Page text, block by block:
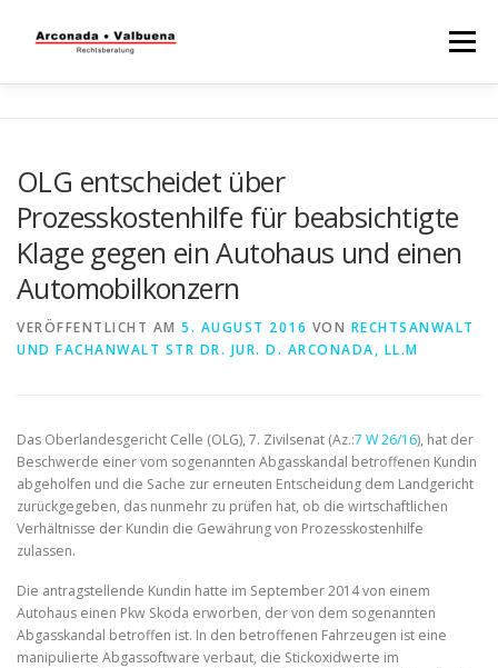
Menü
STEUERBERATUNG TÄTIGKEITSFELDER
WISSENSWERTES
OLG entscheidet über
Prozesskostenhilfe für beabsichtigte
Klage gegen ein Autohaus und einen
Automobilkonzern
VERÖFFENTLICHT AM 5. AUGUST 2016 VON RECHTSANWALT
UND FACHANWALT STR DR. JUR. D. ARCONADA, LL.M
Das Oberlandesgericht Celle (OLG), 7. Zivilsenat (Az.:7 W 26/16), hat der
Beschwerde einer vom sogenannten Abgasskandal betroffenen Kundin
abgeholfen und die Sache zur erneuten Entscheidung dem Landgericht
zurückgegeben, das nunmehr zu prüfen hat, ob die wirtschaftlichen
Verhältnisse der Kundin die Gewährung von Prozesskostenhilfe
zulassen.
Die antragstellende Kundin hatte im September 2014 von einem
Autohaus einen Pkw Skoda erworben, der von dem sogenannten
Abgasskandal betroffen ist. In den betroffenen Fahrzeugen ist eine
manipulierte Abgassoftware verbaut, die Stickoxidwerte im